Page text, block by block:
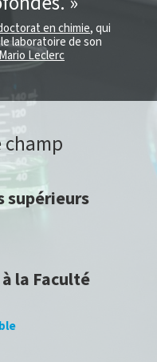
en chimie, qui
laboratoire de son
Mario Leclerc
champ
supérieurs
la Faculté